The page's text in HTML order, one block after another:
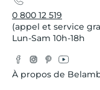
0 800 12 519
(appel et service
Lun-Sam 10h-18h
Facebook
Instagram
Pinterest
YouTube
À propos de